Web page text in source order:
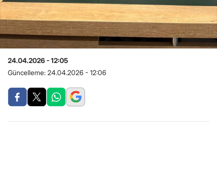
24.04.2026 - 12:05
Güncelleme: 24.04.2026 - 12:06